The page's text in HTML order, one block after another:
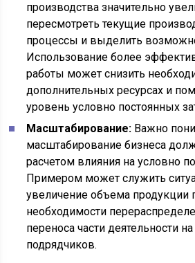
производства значительно
пересмотреть текущие
процессы и выделить
Использование более
работы может снизить
дополнительных ресурсах и
уровень условно постоянных
Масштабирование: Важно
масштабирование бизнеса
расчетом влияния на условно
Примером может служить
увеличение объема продукции
необходимости
переноса части деятельности
подрядчиков.